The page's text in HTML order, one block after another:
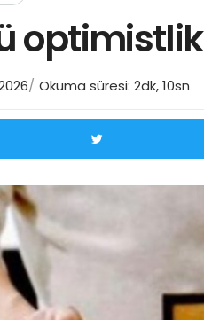
optimistlik
Okuma süresi: 2dk, 10sn